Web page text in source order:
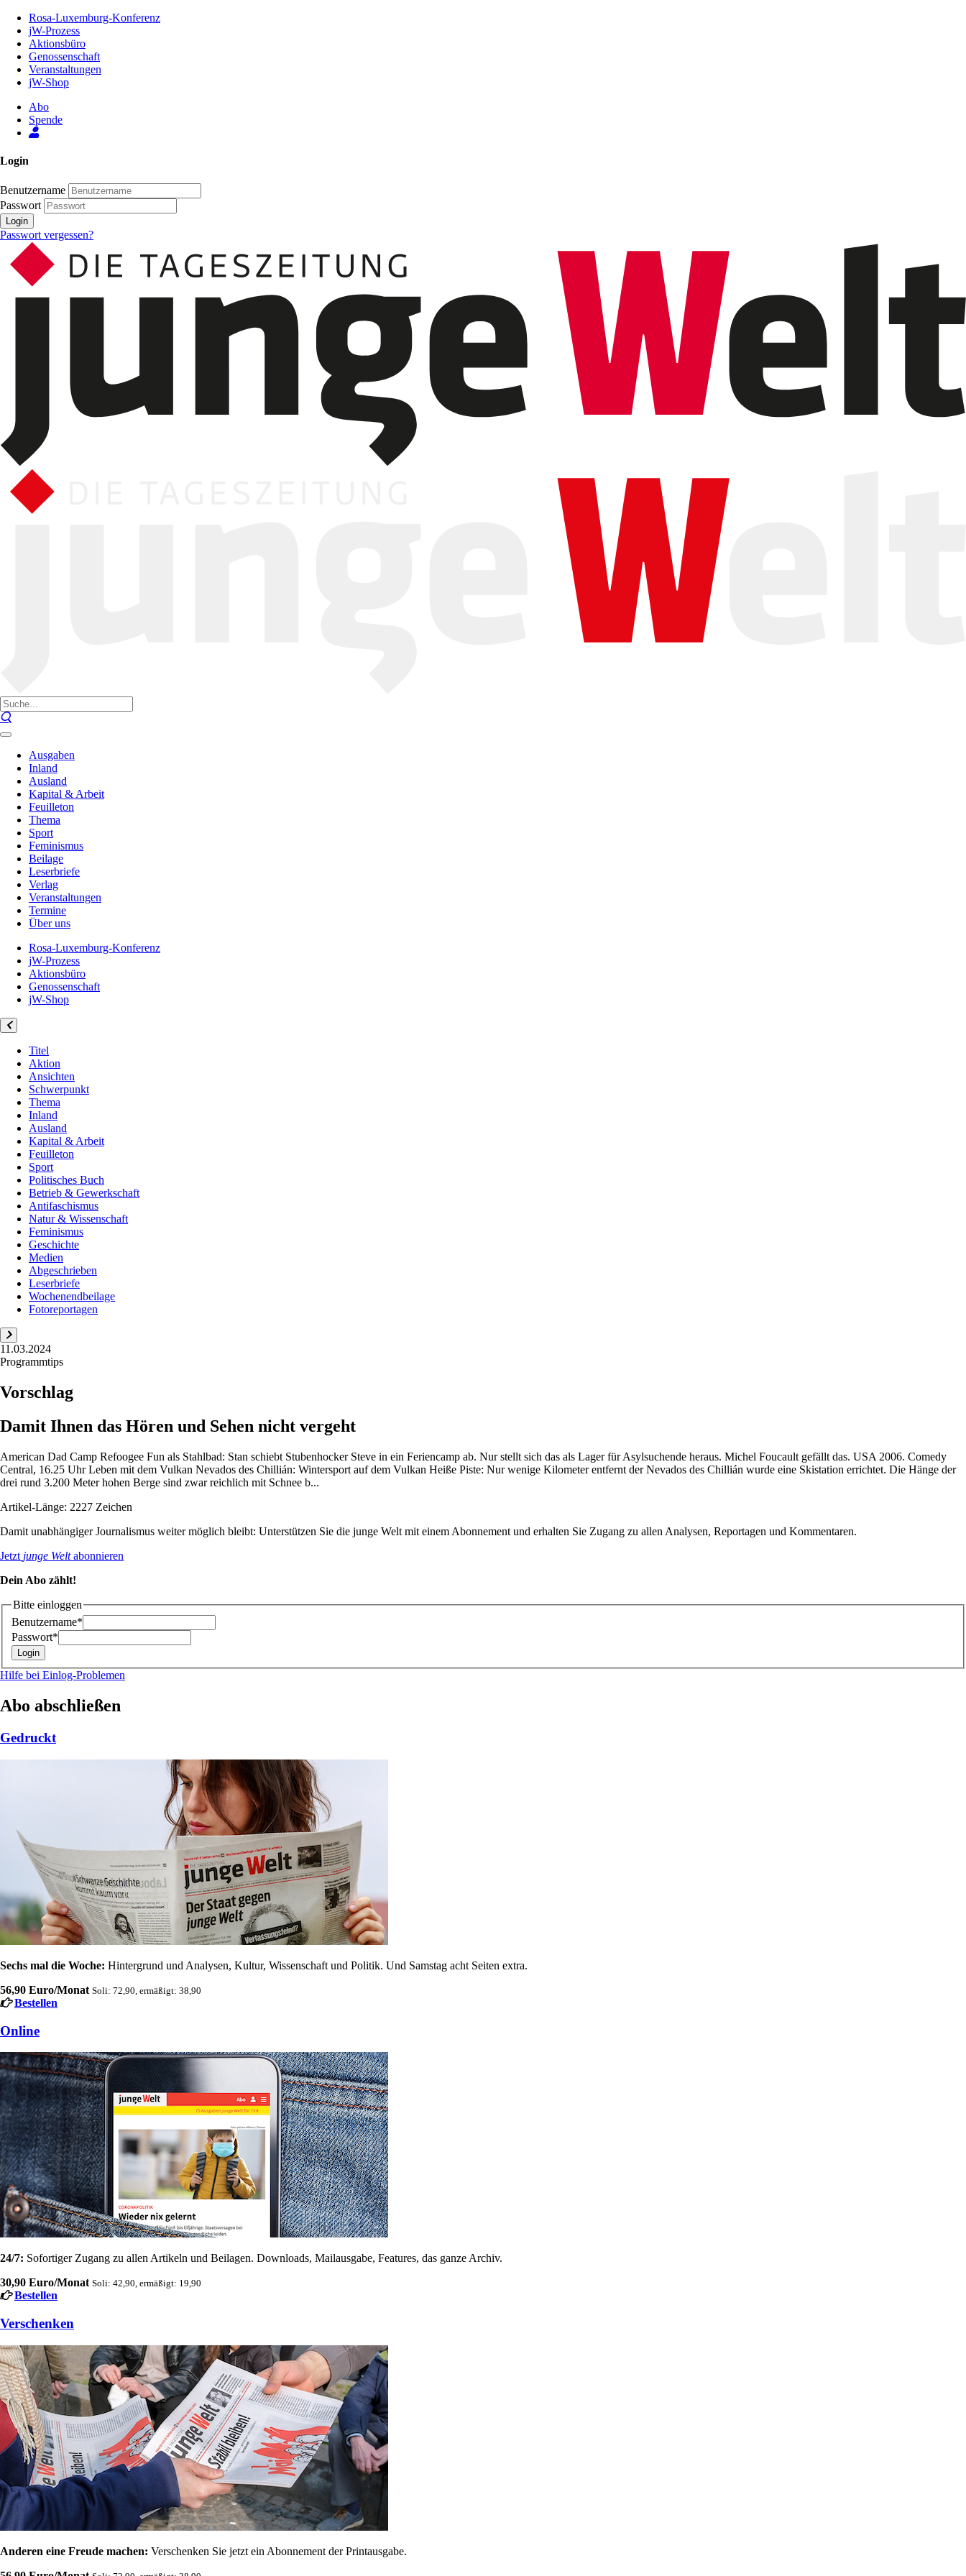
Inhalt
Seite
Rosa-Luxemburg-Konferenz
jW-Prozess
Aktionsbüro
Genossenschaft
Veranstaltungen
jW-Shop
Abo
Spende
Login
Benutzername
Passwort
Login
Passwort vergessen?
Ausgaben
Inland
Ausland
Kapital & Arbeit
Feuilleton
Thema
Sport
Feminismus
Beilage
Leserbriefe
Verlag
Veranstaltungen
Termine
Über uns
Rosa-Luxemburg-Konferenz
jW-Prozess
Aktionsbüro
Genossenschaft
jW-Shop
Titel
Aktion
Ansichten
Schwerpunkt
Thema
Inland
Ausland
Kapital & Arbeit
Feuilleton
Sport
Politisches Buch
Betrieb & Gewerkschaft
Antifaschismus
Natur & Wissenschaft
Feminismus
Geschichte
Medien
Abgeschrieben
Leserbriefe
Wochenendbeilage
Fotoreportagen
11.03.2024
Programmtips
Vorschlag
Damit Ihnen das Hören und Sehen nicht vergeht
American Dad Camp Refoogee Fun als Stahlbad: Stan schiebt Stubenhocker Steve in ein Feriencamp ab. Nur stellt sich das als Lager für Asylsuchende heraus. Michel Foucault gefällt das. USA 2006. Comedy
Central, 16.25 Uhr Leben mit dem Vulkan Nevados des Chillián: Wintersport auf dem Vulkan Heiße Piste: Nur wenige Kilometer entfernt der Nevados des Chillián wurde eine Skistation errichtet. Die Hänge der
drei rund 3.200 Meter hohen Berge sind zwar reichlich mit Schnee b...
Artikel-Länge: 2227 Zeichen
Damit unabhängiger Journalismus weiter möglich bleibt: Unterstützen Sie die junge Welt mit einem Abonnement und erhalten Sie Zugang zu allen Analysen, Reportagen und Kommentaren.
Jetzt junge Weltabonnieren
Dein Abo zählt!
Bitte einloggen
Benutzername*
Passwort*
Hilfe bei Einlog-Problemen
Abo abschließen
Gedruckt
Sechs mal die Woche: Hintergrund und Analysen, Kultur, Wissenschaft und Politik. Und Samstag acht Seiten extra.
56,90 Euro/Monat Soli: 72,90, ermäßigt: 38,90
Bestellen
Online
24/7: Sofortiger Zugang zu allen Artikeln und Beilagen. Downloads, Mailausgabe, Features, das ganze Archiv.
30,90 Euro/Monat Soli: 42,90, ermäßigt: 19,90
Bestellen
Verschenken
Anderen eine Freude machen: Verschenken Sie jetzt ein Abonnement der Printausgabe.